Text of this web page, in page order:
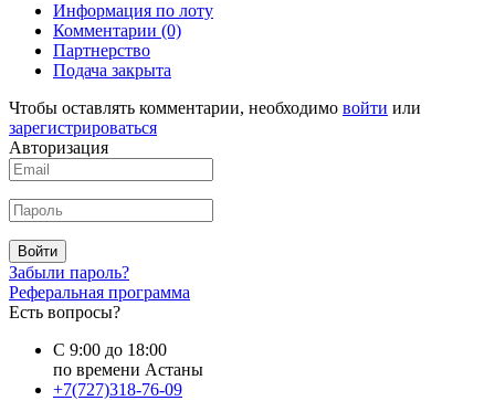
Информация по лоту
Комментарии (0)
Партнерство
Подача закрыта
Чтобы оставлять комментарии, необходимо войти или
зарегистрироваться
Авторизация
Войти
Забыли пароль?
Реферальная программа
Есть вопросы?
С 9:00 до 18:00
по времени Астаны
+7(727)318-76-09